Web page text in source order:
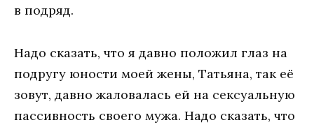
в подряд.
Надо сказать, что я давно положил глаз на
подругу юности моей жены, Татьяна, так её
зовут, давно жаловалась ей на сексуальную
пассивность своего мужа. Надо сказать, что